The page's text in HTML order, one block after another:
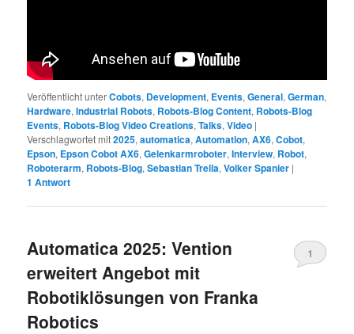
Veröffentlicht unterCobots, Development, Events,General,German,
Hardware,Industrial Robots, Robots-Blog Content, Robots-Blog
Events, Robots-Blog Video Creations,Talks,Video |
Verschlagwortet mit2025,automatica,Automation,AX6,Cobot,
Epson, Epson Cobot AX6,Gelenkarmroboter,Interview, Robot,
Roboterarm, Robots-Blog,Sebastian Trella,Volker Spanier |
1 Antwort
Automatica 2025: Vention
erweitert Angebot mit
Robotiklösungen von Franka
Robotics
1